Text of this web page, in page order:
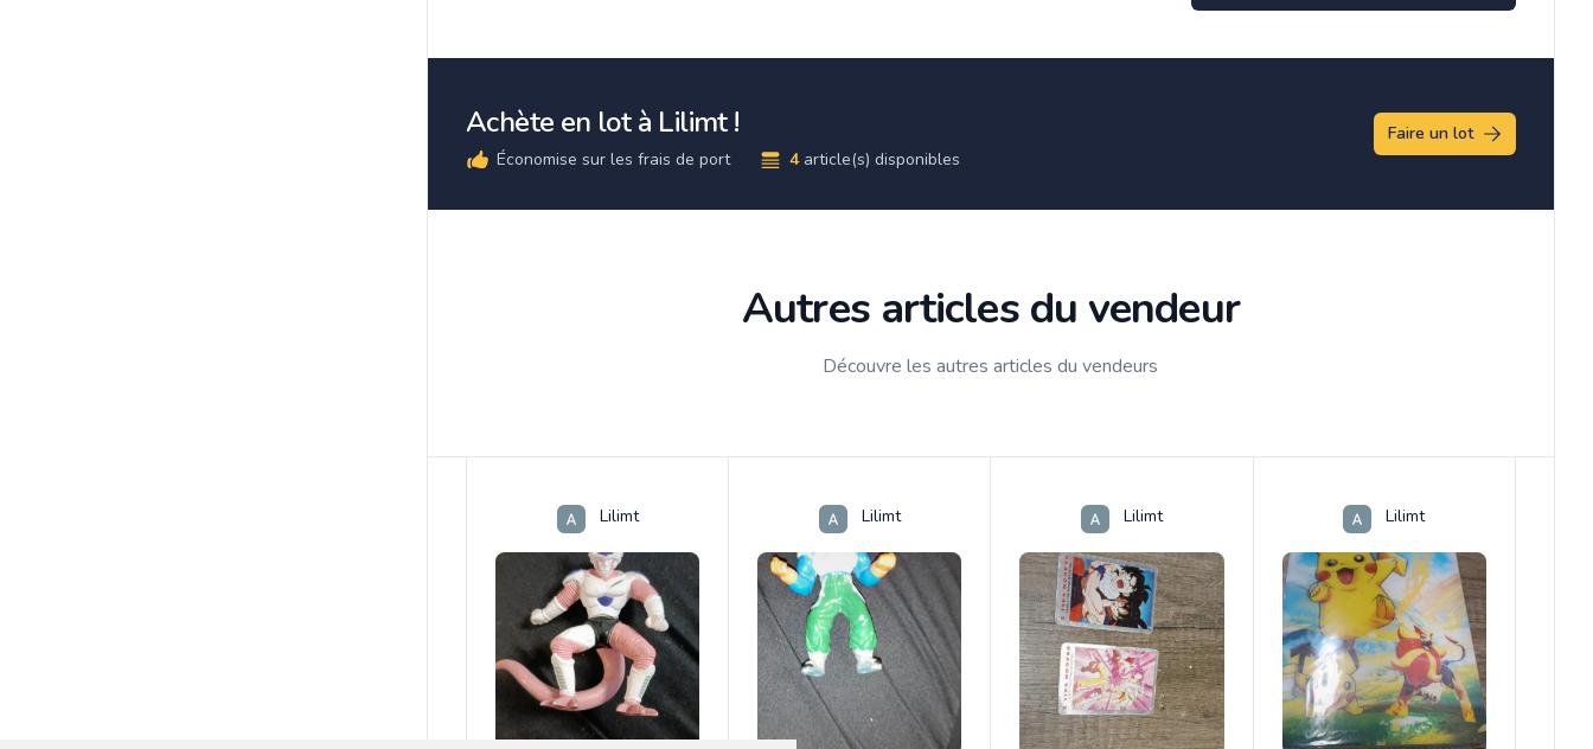
Achète en lot à Lilimt !
Économise sur les frais de port 4 article(s) disponibles
Faire un lot
Autres articles du vendeur
Découvre les autres articles du vendeurs
Lilimt Lilimt Lilimt Lilimt